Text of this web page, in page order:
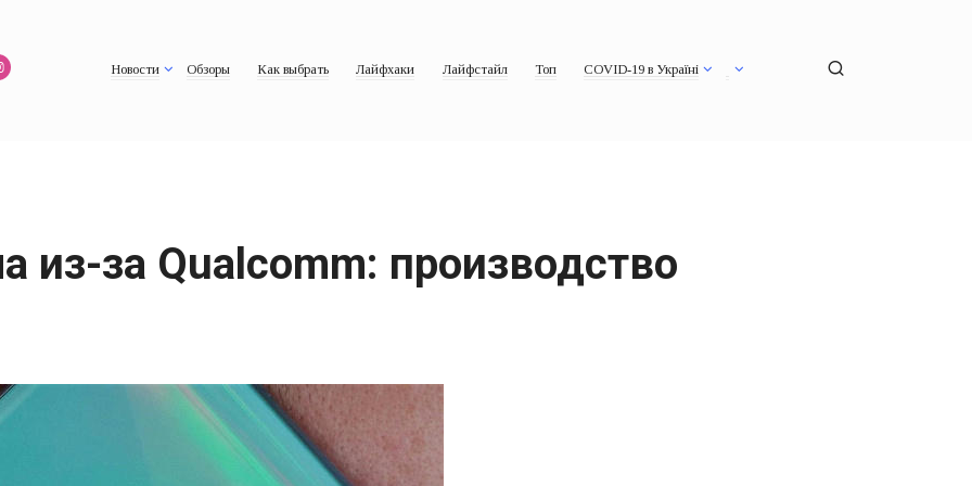
Новости Обзоры Как выбрать Лайфхаки Лайфстайл Топ COVID-19 в Україні
из-за Qualcomm: производство